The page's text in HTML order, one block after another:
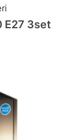
E27 3set